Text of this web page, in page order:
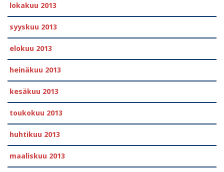
lokakuu 2013
syyskuu 2013
elokuu 2013
heinäkuu 2013
kesäkuu 2013
toukokuu 2013
huhtikuu 2013
maaliskuu 2013